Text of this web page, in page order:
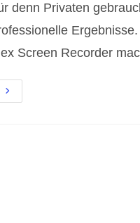
denn Privaten
Screen Recorder
Nabla